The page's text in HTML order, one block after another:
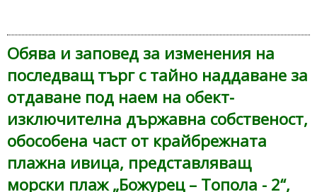
Обява и заповед за изменения на
последващ търг с тайно наддаване за
отдаване под наем на обект-
изключителна държавна собственост,
обособена част от крайбрежната
плажна ивица, представляващ
морски плаж „Божурец – Топола - 2“,